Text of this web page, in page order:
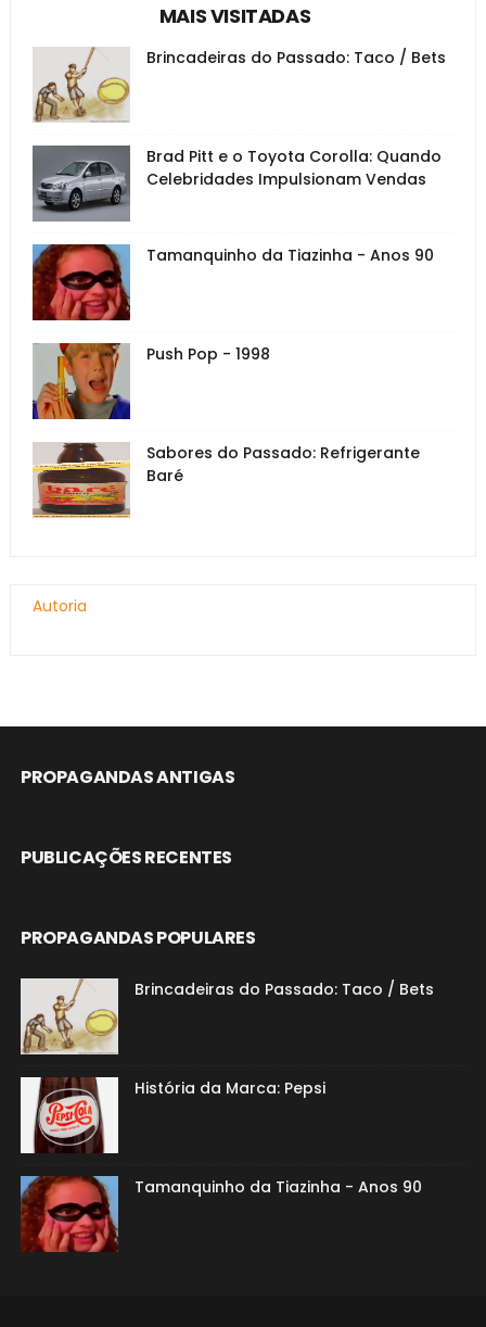
MAIS VISITADAS
Brincadeiras do Passado: Taco / Bets
Brad Pitt e o Toyota Corolla: Quando
Celebridades Impulsionam Vendas
Tamanquinho da Tiazinha - Anos 90
Push Pop - 1998
Sabores do Passado: Refrigerante
Baré
Autoria
PROPAGANDAS ANTIGAS
PUBLICAÇÕES RECENTES
PROPAGANDAS POPULARES
Brincadeiras do Passado: Taco / Bets
História da Marca: Pepsi
Tamanquinho da Tiazinha - Anos 90